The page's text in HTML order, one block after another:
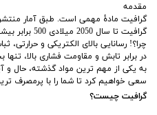
مقدمه
گرافیت مادۀ مهمی است. طبق آمار
گرافیت تا سال
چرا؟! رسانایی بالای الکتریکی و حرارتی،
در برابر تابش و مقاومت فشاری بالا،
به یکی از مهم ترین مواد گذشته، حال و
سعی خواهیم کرد تا شما را با پرمصرف
گرافیت چیست؟